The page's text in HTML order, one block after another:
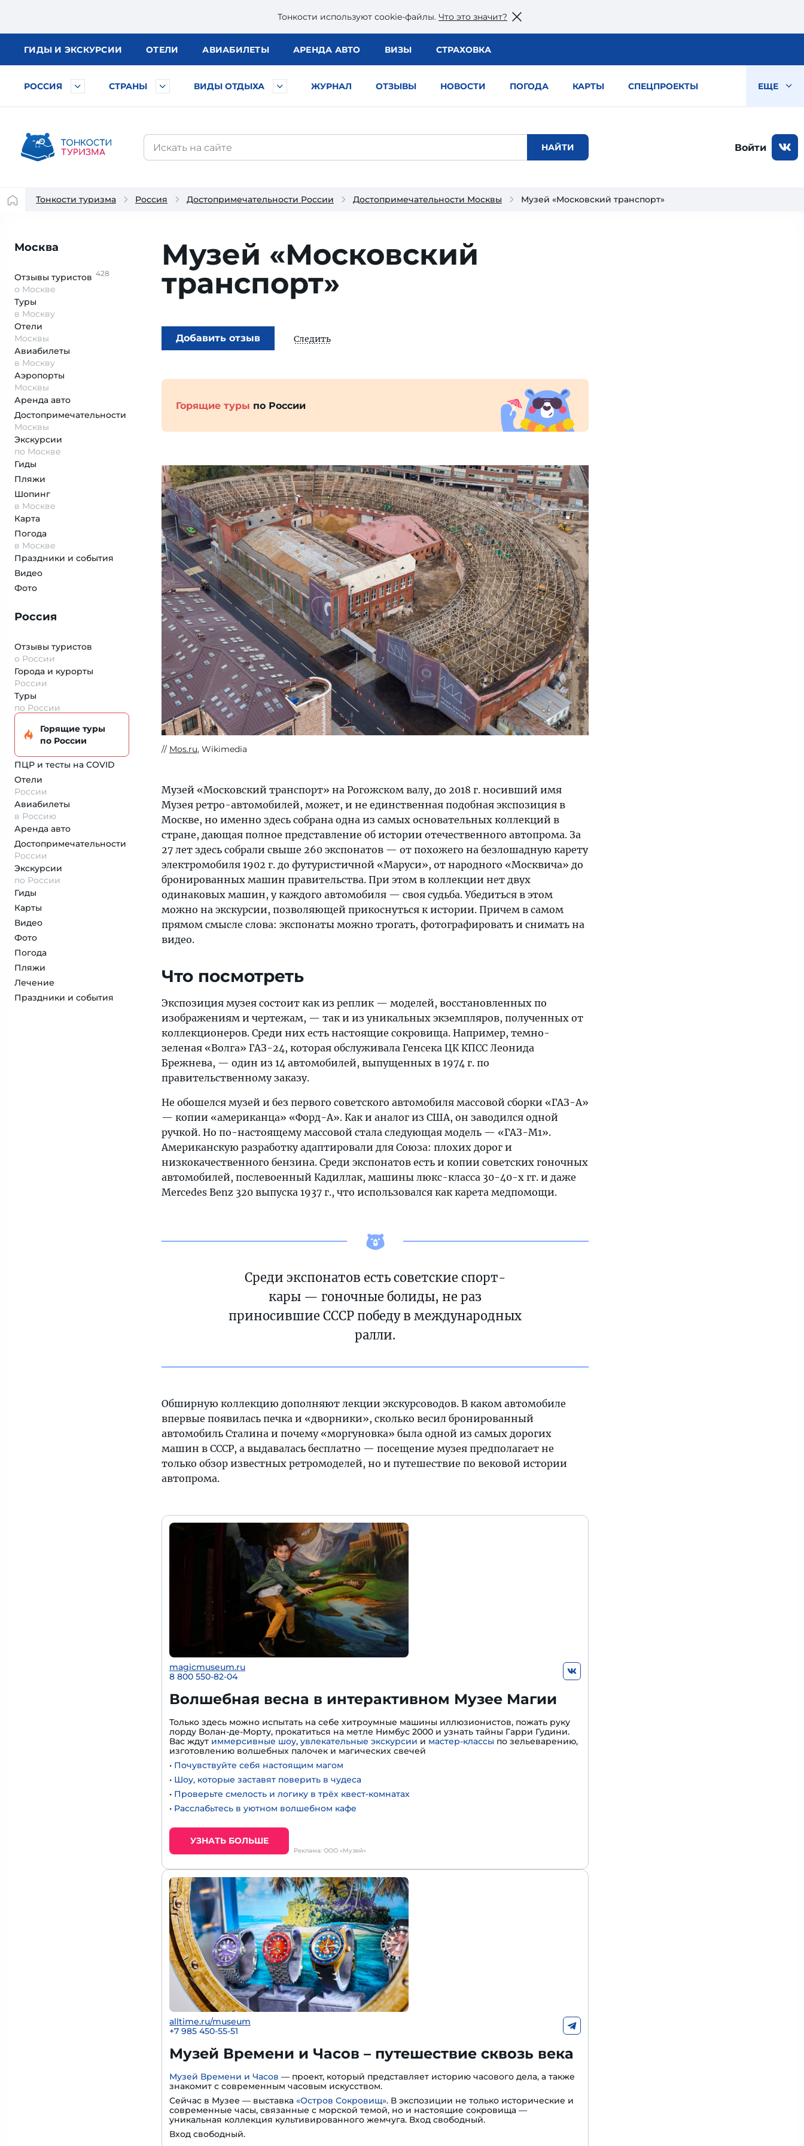
Тонкости используют сookie-файлы. Что это значит?
ГИДЫ И ЭКСКУРСИИ ОТЕЛИ АВИАБИЛЕТЫ АРЕНДА АВТО ВИЗЫ СТРАХОВКА
РОССИЯ СТРАНЫ ВИДЫ ОТДЫХА ЖУРНАЛ ОТЗЫВЫ НОВОСТИ ПОГОДА КАРТЫ СПЕЦПРОЕКТЫ ЕЩЕ
Войти
Тонкости туризма Россия Достопримечательности России Достопримечательности Москвы Музей «Московский транспорт»
Москва
Отзывы туристов 428
о Москве
Туры
в Москву
Отели
Москвы
Авиабилеты
в Москву
Аэропорты
Москвы
Аренда авто
Достопримеча­тельности
Москвы
Экскурсии
по Москве
Гиды
Пляжи
Шопинг
в Москве
Карта
Погода
в Москве
Праздники и события
Видео
Фото
Россия
Отзывы туристов
о России
Города и курорты
России
Туры
по России
Горящие туры
по России
ПЦР и тесты на COVID
Отели
России
Авиабилеты
в Россию
Аренда авто
Достопримеча­тельности
России
Экскурсии
по России
Гиды
Карты
Видео
Фото
Погода
Пляжи
Лечение
Праздники и события
Музей «Московский
транспорт»
Добавить отзыв Следить
Горящие туры по России
Mos.ru, Wikimedia
Музей «Московский транспорт» на Рогожском валу, до 2018 г. носивший имя
Музея ретро-автомобилей, может, и не единственная подобная экспозиция в
Москве, но именно здесь собрана одна из самых основательных коллекций в
стране, дающая полное представление об истории отечественного автопрома. За
27 лет здесь собрали свыше 260 экспонатов — от похожего на безлошадную карету
электромобиля 1902 г. до футуристичной «Маруси», от народного «Москвича» до
бронированных машин правительства. При этом в коллекции нет двух
одинаковых машин, у каждого автомобиля — своя судьба. Убедиться в этом
можно на экскурсии, позволяющей прикоснуться к истории. Причем в самом
прямом смысле слова: экспонаты можно трогать, фотографировать и снимать на
видео.
Что посмотреть
Экспозиция музея состоит как из реплик — моделей, восстановленных по
изображениям и чертежам, — так и из уникальных экземпляров, полученных от
коллекционеров. Среди них есть настоящие сокровища. Например, темно-
зеленая «Волга» ГАЗ-24, которая обслуживала Генсека ЦК КПСС Леонида
Брежнева, — один из 14 автомобилей, выпущенных в 1974 г. по
правительственному заказу.
Не обошелся музей и без первого советского автомобиля массовой сборки «ГАЗ-А»
— копии «американца» «Форд-А». Как и аналог из США, он заводился одной
ручкой. Но по-настоящему массовой стала следующая модель — «ГАЗ-М1».
Американскую разработку адаптировали для Союза: плохих дорог и
низкокачественного бензина. Среди экспонатов есть и копии советских гоночных
автомобилей, послевоенный Кадиллак, машины люкс-класса 30-40-х гг. и даже
Mercedes Benz 320 выпуска 1937 г., что использовался как карета медпомощи.
Среди экспонатов есть советские спорт-
кары — гоночные болиды, не раз
приносившие СССР победу в международных
ралли.
Обширную коллекцию дополняют лекции экскурсоводов. В каком автомобиле
впервые появилась печка и «дворники», сколько весил бронированный
автомобиль Сталина и почему «моргуновка» была одной из самых дорогих
машин в СССР, а выдавалась бесплатно — посещение музея предполагает не
только обзор известных ретромоделей, но и путешествие по вековой истории
автопрома.
magicmuseum.ru
8 800 550-82-04
Волшебная весна в интерактивном Музее Магии
Только здесь можно испытать на себе хитроумные машины иллюзионистов, пожать руку
лорду Волан-де-Морту, прокатиться на метле Нимбус 2000 и узнать тайны Гарри Гудини.
Вас ждут иммерсивные шоу, увлекательные экскурсии и мастер-классы по зельеварению,
изготовлению волшебных палочек и магических свечей
• Почувствуйте себя настоящим магом
• Шоу, которые заставят поверить в чудеса
• Проверьте смелость и логику в трёх квест-комнатах
• Расслабьтесь в уютном волшебном кафе
УЗНАТЬ БОЛЬШЕ
Реклама: ООО «Музей»
alltime.ru/museum
+7 985 450-55-51
Музей Времени и Часов – путешествие сквозь века
Музей Времени и Часов — проект, который представляет историю часового дела, а также
знакомит с современным часовым искусством.
Сейчас в Музее — выставка «Остров Сокровищ». В экспозиции не только исторические и
современные часы, связанные с морской темой, но и настоящие сокровища —
уникальная коллекция культивированного жемчуга. Вход свободный.
Вход свободный.